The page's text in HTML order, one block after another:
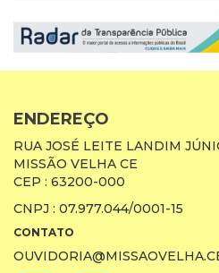
ENDEREÇO
RUA JOSÉ LEITE LANDIM
MISSÃO VELHA CE
CEP : 63200-000
CNPJ : 07.977.044/0001-15
CONTATO